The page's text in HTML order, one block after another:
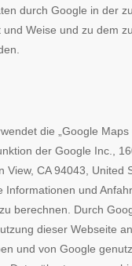
durch Google in der
und Weise und zu dem
die „Google Maps
der Google Inc.,
View, CA 94043, United
Informationen und
berechnen. Durch
dieser Webseite
und von Google